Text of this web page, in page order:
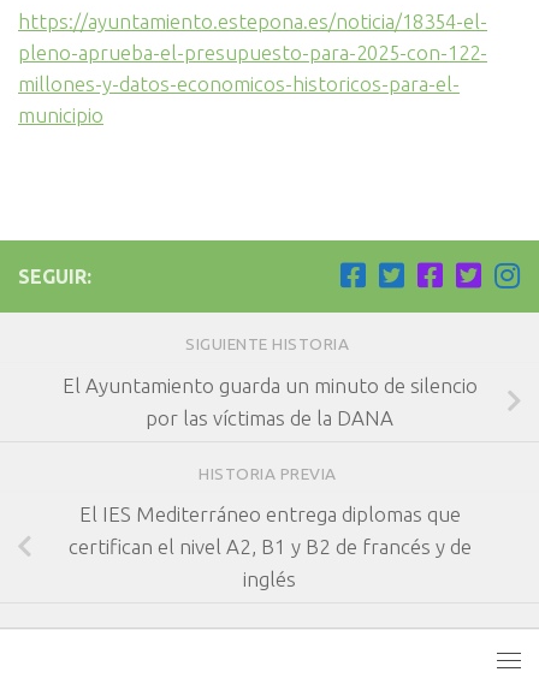
https://ayuntamiento.estepona.es/noticia/18354-el-
pleno-aprueba-el-presupuesto-para-2025-con-122-
millones-y-datos-economicos-historicos-para-el-
municipio
SEGUIR:
SIGUIENTE HISTORIA
El Ayuntamiento guarda un minuto de silencio
por las víctimas de la DANA
HISTORIA PREVIA
El IES Mediterráneo entrega diplomas que
certifican el nivel A2, B1 y B2 de francés y de
inglés